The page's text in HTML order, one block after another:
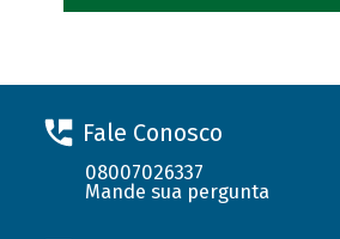
Fale Conosco
08007026337
Mande sua pergunta